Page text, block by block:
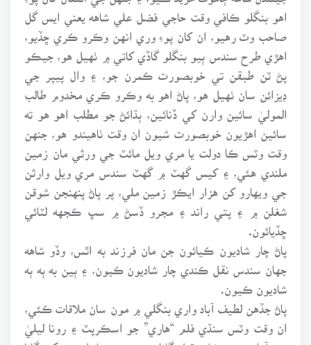
اهو بنگلو ڪافي وقت حاجي فضل علي شاهه يعني ايس گل
صاحب وٽ رهيو، ان کان پوءِ وري انهن وڪرو ڪري ڇڏيو،
اهڙي طرح سندس ٻيو بنگلو گاڏي کاتي ۾ ٺهيل هو، جيڪو
پڻ ٽن طبقن تي خوبصورت ڪمرن جو، ۽ وال پيپر جي
ڊيزائن سان ٺهيل هو، پاڻ اهو به وڪرو ڪري مخدوم طالب
الموليٰ سائين وارن کي ڏنائين، ٻڌائڻ جو مطلب اهو هو ته
سائين اهڙيون خوبصورت شيون ان وقت ٺاهيندو هو، جنهن
وقت وٽس ڪا دولت يا مري ويل مائٽ جي ورثي مان زمين
ملندي هئي، ۽ کيس گهٽ ۾ گهٽ سندس مري ويل وارثن
جي ويهارو کن هزار ايڪڙ زمين ملي، پر پاڻ پنهنجن شوقن
شغلن ۾ ۽ پتي راند ۽ مجرو ڏسڻ ۾ سڀ ڪجهه لٽائي
ڇڏيائون.
پاڻ چار شاديون ڪيائون جن مان فرزند به اٿس، وڏو شاهه
جهان سندس نقل ڪندي چار شاديون ڪيون، ۽ ٻين به ٻه ٻه
شاديون ڪيون.
پاڻ جڏهن لطيف آباد واري بنگلي ۾ مون سان ملاقات ڪئي،
ان وقت وٽس سنڌي فلم “هاري” جو اسڪرپٽ ۽ رونا ليليٰ
جي آواز ۾ ريڪارڊ ٿيل گانا به موجود هئا، ان مونکي گانا